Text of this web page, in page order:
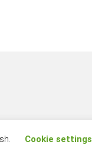
Cookie settings